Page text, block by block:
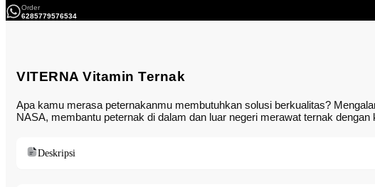
Order
6285779576534
VITERNA Vitamin Ternak
Apa kamu merasa peternakanmu membutuhkan solusi berkualitas?
NASA, membantu peternak di dalam dan luar negeri merawat ternak dengan
Deskripsi